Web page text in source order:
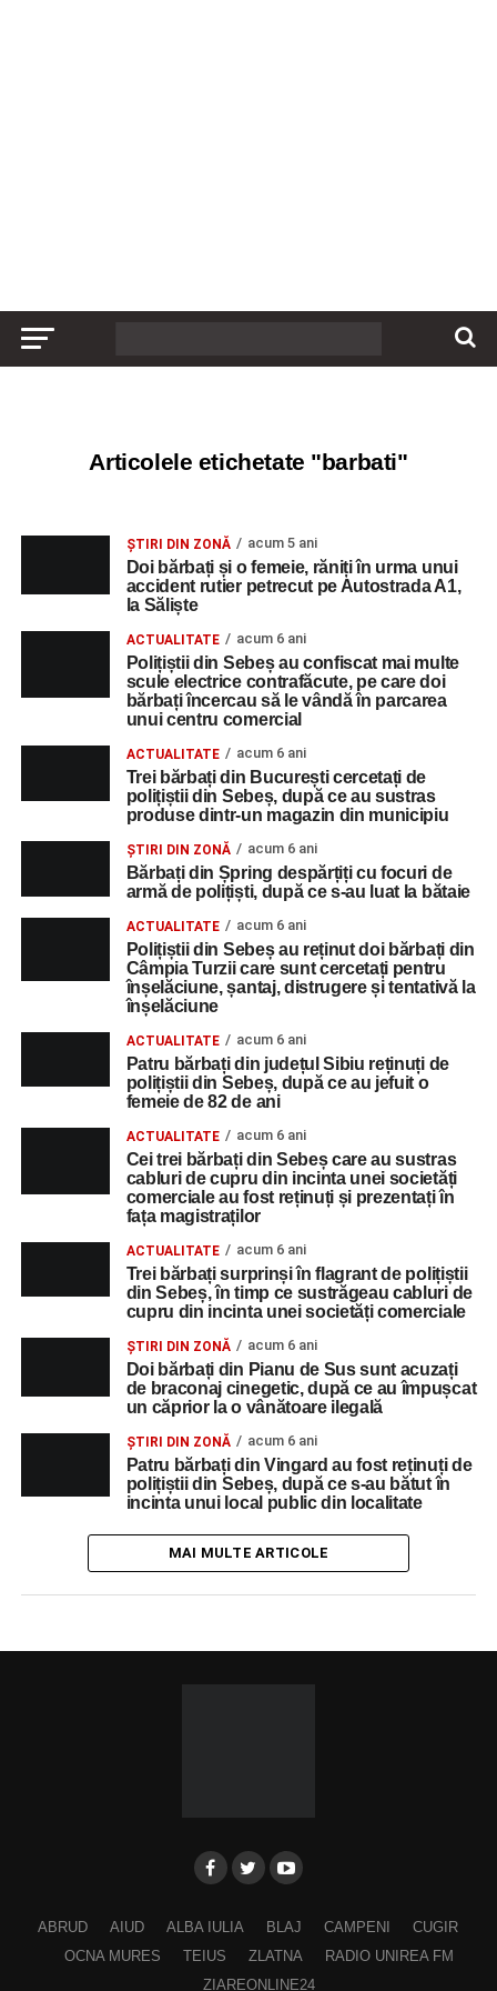
Articolele etichetate "barbati"
ȘTIRI DIN ZONĂ acum 5 ani
Doi bărbați și o femeie, răniți în urma unui
accident rutier petrecut pe Autostrada A1,
la Săliște
ACTUALITATE acum 6 ani
Polițiștii din Sebeș au confiscat mai multe
scule electrice contrafăcute, pe care doi
bărbați încercau să le vândă în parcarea
unui centru comercial
ACTUALITATE acum 6 ani
Trei bărbați din București cercetați de
polițiștii din Sebeș, după ce au sustras
produse dintr-un magazin din municipiu
ȘTIRI DIN ZONĂ acum 6 ani
Bărbați din Șpring despărțiți cu focuri de
armă de polițiști, după ce s-au luat la bătaie
ACTUALITATE acum 6 ani
Polițiștii din Sebeș au reținut doi bărbați din
Câmpia Turzii care sunt cercetați pentru
înșelăciune, șantaj, distrugere și tentativă la
înșelăciune
ACTUALITATE acum 6 ani
Patru bărbați din județul Sibiu reținuți de
polițiștii din Sebeș, după ce au jefuit o
femeie de 82 de ani
ACTUALITATE acum 6 ani
Cei trei bărbați din Sebeș care au sustras
cabluri de cupru din incinta unei societăți
comerciale au fost reținuți și prezentați în
fața magistraților
ACTUALITATE acum 6 ani
Trei bărbați surprinși în flagrant de polițiștii
din Sebeș, în timp ce sustrăgeau cabluri de
cupru din incinta unei societăți comerciale
ȘTIRI DIN ZONĂ acum 6 ani
Doi bărbați din Pianu de Sus sunt acuzați
de braconaj cinegetic, după ce au împușcat
un căprior la o vânătoare ilegală
ȘTIRI DIN ZONĂ acum 6 ani
Patru bărbați din Vingard au fost reținuți de
polițiștii din Sebeș, după ce s-au bătut în
incinta unui local public din localitate
MAI MULTE ARTICOLE
ABRUD AIUD ALBA IULIA BLAJ CAMPENI
CUGIR
OCNA MURES
TEIUS ZLATNA
RADIO UNIREA FM
ZIAREONLINE24